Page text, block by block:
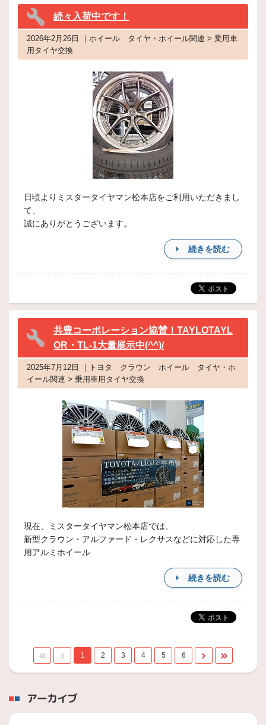
続々入荷中です！
2026年2月26日 ｜ホイール タイヤ・ホイール関連 > 乗用車
用タイヤ交換
日頃よりミスタータイヤマン松本店をご利用いただきまし
て、
誠にありがとうございます。
続きを読む
共豊コーポレーション協賛！TAYLOTAYL
OR・TL-1大量展示中(^^)/
2025年7月12日 ｜トヨタ クラウン ホイール タイヤ・ホ
イール関連 > 乗用車用タイヤ交換
現在、ミスタータイヤマン松本店では、
新型クラウン・アルファード・レクサスなどに対応した専
用アルミホイール
続きを読む
1 2 3 4 5 6
アーカイブ